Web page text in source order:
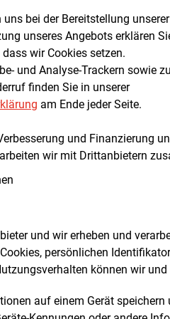
uns bei der Bereitstellung
unseres Angebots erklären
wir Cookies setzen.
und Analyse-Trackern sowie
finden Sie in unserer
am Ende jeder Seite.
und Finanzierung
wir mit Drittanbietern
und wir erheben und
persönlichen
können wir und
auf einem Gerät
Direktorin der Agora
Deutschland,
hinweg. Die
zukunftsfähige
zusätzliche
Flottengrenzwerte für
und einen wirksamen
Greenpeace-
Schneider mit dem
Abhängigkeit von Öl-